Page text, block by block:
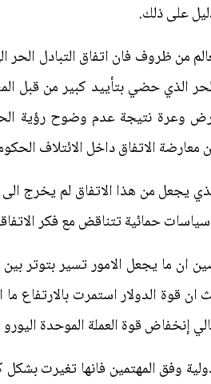
على ذلك.
من ظروف فان اتفاق التبادل الحر
الذي حضي بتأييد كبير من قبل
وعرة نتيجة عدم وضوح رؤية
معارضة الاتفاق داخل الائتلاف
الذي يجعل من هذا الاتفاق لم
حمائية تتناقض مع فكر
قوة الدولار استمرت بالارتفاع ما
إنخفاض قوة العملة الموحدة
وفق المهتمين فانها تغيرت